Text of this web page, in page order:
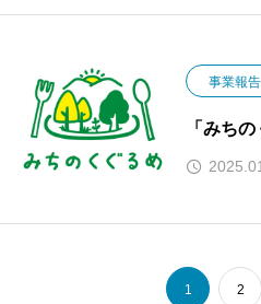
事業報告
「みち
1 2